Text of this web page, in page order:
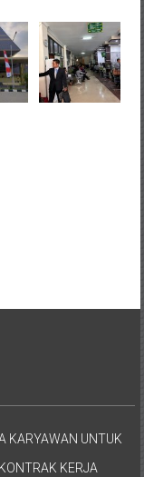
KARYAWAN UNTUK
KERJA